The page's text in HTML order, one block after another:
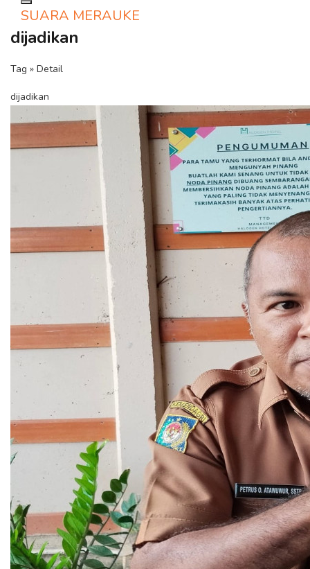
Toggle navigation
SUARA MERAUKE
dijadikan
Tag » Detail
dijadikan